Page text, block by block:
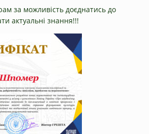
за можливість доєднатись до
актуальні знання!!!